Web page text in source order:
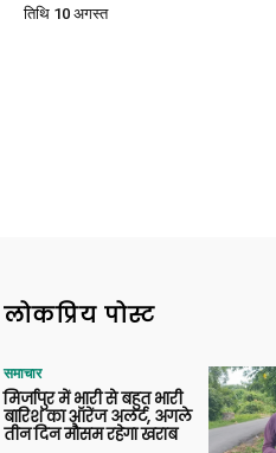
तिथि 10 अगस्त
लोकप्रिय पोस्ट
समाचार
मिर्जापुर में भारी से बहुत भारी
बारिश का ऑरेंज अलर्ट, अगले
तीन दिन मौसम रहेगा खराब